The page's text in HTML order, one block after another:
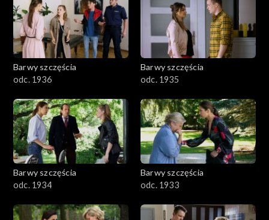
Barwy szczęścia
odc. 1936
Barwy szczęścia
odc. 1935
Barwy szczęścia
odc. 1934
Barwy szczęścia
odc. 1933